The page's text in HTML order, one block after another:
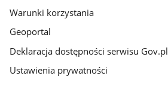
Warunki korzystania
Geoportal
Deklaracja dostępności serwisu Gov.pl
Ustawienia prywatności